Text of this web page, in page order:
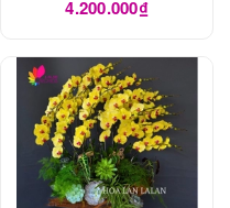
4.200.000₫